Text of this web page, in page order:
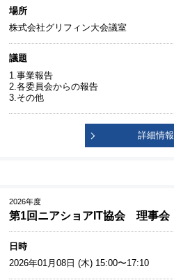
場所
株式会社グリフィン大会議室
議題
1.事業報告
2.各委員会からの報告
3.その他
詳細情報
2026年度
第1回ニアショアIT協会 理事会
日時
2026年01月08日 (木) 15:00〜17:10